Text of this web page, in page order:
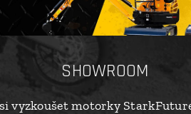
SHOWROOM
vyzkoušet motorky